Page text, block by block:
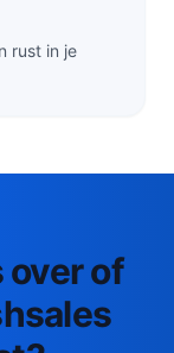
rust in je
over of